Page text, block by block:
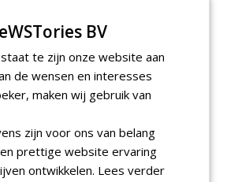
Helwegen (nee, geen familie van)
we op een groene dienstfiets door
centrum van het grootste dorp van
Midden-Limburgse fusiegemeente,
poging uit te vinden hoe de
beeldbestekken zodanig
acceptabel beeld overblijft en
gehaald
worden. Het antwoord in twee
BV
te zijn onze website aan
de wensen en interesses
maken wij gebruik van
zijn voor ons van belang
prettige website ervaring
ontwikkelen. Lees verder